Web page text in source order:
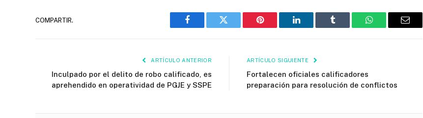
COMPARTIR.
Facebook Twitter Pinterest LinkedIn Tumblr WhatsAppEmail
ARTÍCULO ANTERIOR
Inculpado por el delito de robo calificado, es
aprehendido en operatividad de PGJE y SSPE
ARTÍCULO SIGUIENTE
Fortalecen oficiales calificadores
preparación para resolución de conflictos